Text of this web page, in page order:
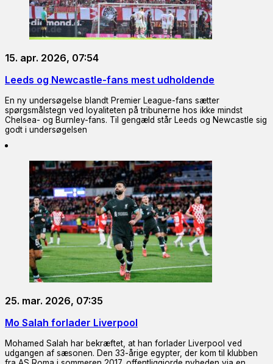
15. apr. 2026, 07:54
Leeds og Newcastle-fans mest udholdende
En ny undersøgelse blandt Premier League-fans sætter
spørgsmålstegn ved loyaliteten på tribunerne hos ikke mindst
Chelsea- og Burnley-fans. Til gengæld står Leeds og Newcastle sig
godt i undersøgelsen
25. mar. 2026, 07:35
Mo Salah forlader Liverpool
Mohamed Salah har bekræftet, at han forlader Liverpool ved
udgangen af sæsonen. Den 33-årige egypter, der kom til klubben